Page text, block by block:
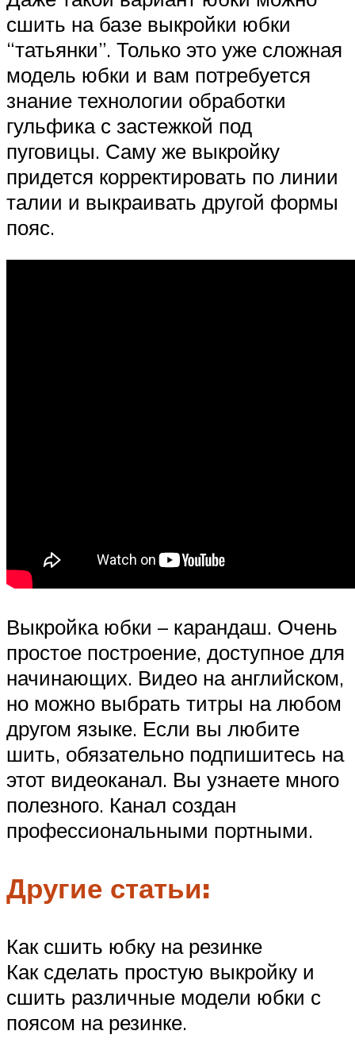
сшить на базе выкройки юбки
“татьянки”. Только это уже сложная
модель юбки и вам потребуется
знание технологии обработки
гульфика с застежкой под
пуговицы. Саму же выкройку
придется корректировать по линии
талии и выкраивать другой формы
пояс.
Выкройка юбки – карандаш. Очень
простое построение, доступное для
начинающих. Видео на английском,
но можно выбрать титры на любом
другом языке. Если вы любите
шить, обязательно подпишитесь на
этот видеоканал. Вы узнаете много
полезного. Канал создан
профессиональными портными.
Другие статьи:
Как сшить юбку на резинке
Как сделать простую выкройку и
сшить различные модели юбки с
поясом на резинке.